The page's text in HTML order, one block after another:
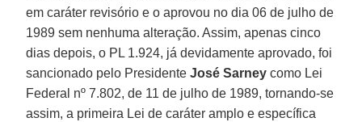
em caráter revisório e o aprovou no dia 06 de julho de
1989 sem nenhuma alteração. Assim, apenas cinco
dias depois, o PL 1.924, já devidamente aprovado, foi
sancionado pelo PresidenteJosé Sarney como Lei
Federal nº 7.802, de 11 de julho de 1989, tornando-se
assim, a primeira Lei de caráter amplo e específica